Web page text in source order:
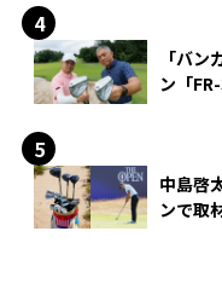
「バ
ン「
中島啓
ンで取